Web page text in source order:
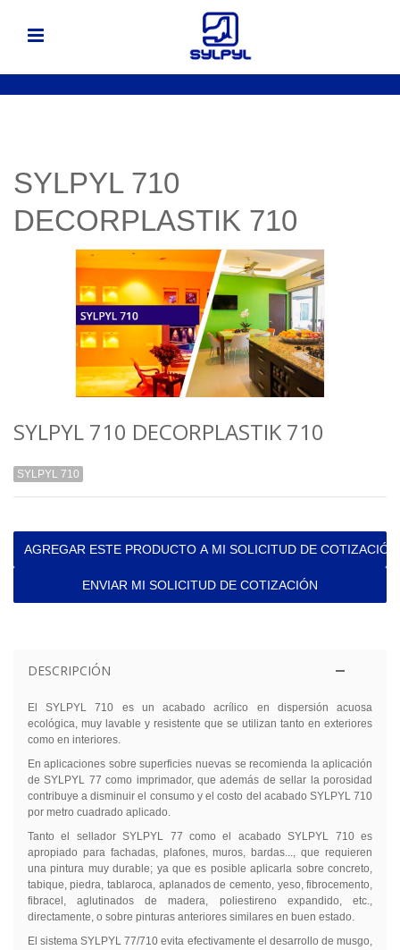
SYLPYL 710
DECORPLASTIK 710
SYLPYL 710 DECORPLASTIK 710
SYLPYL 710
AGREGAR ESTE PRODUCTO A MI SOLICITUD DE COTIZACIÓN
ENVIAR MI SOLICITUD DE COTIZACIÓN
DESCRIPCIÓN
El SYLPYL 710 es un acabado acrílico en dispersión acuosa
ecológica, muy lavable y resistente que se utilizan tanto en exteriores
como en interiores.
En aplicaciones sobre superficies nuevas se recomienda la aplicación
de SYLPYL 77 como imprimador, que además de sellar la porosidad
contribuye a disminuir el consumo y el costo del acabado SYLPYL 710
por metro cuadrado aplicado.
Tanto el sellador SYLPYL 77 como el acabado SYLPYL 710 es
apropiado para fachadas, plafones, muros, bardas..., que requieren
una pintura muy durable; ya que es posible aplicarla sobre concreto,
tabique, piedra, tablaroca, aplanados de cemento, yeso, fibrocemento,
fibracel, aglutinados de madera, poliestireno expandido, etc.,
directamente, o sobre pinturas anteriores similares en buen estado.
El sistema SYLPYL 77/710 evita efectivamente el desarrollo de musgo,